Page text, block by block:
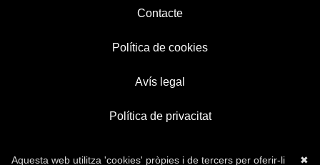
Contacte
Política de cookies
Avís legal
Política de privacitat
✖
Aquesta web utilitza 'cookies' pròpies i de tercers per oferir-li